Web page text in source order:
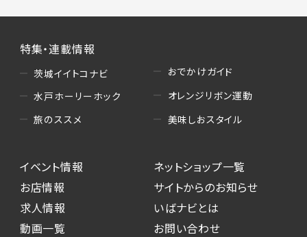
特集・連載情報
茨城イイトコナビ
水戸ホーリーホック
旅のススメ
おでかけガイド
オレンジリボン運動
美味しおスタイル
イベント情報
お店情報
求人情報
動画一覧
ネットショップ一覧
サイトからのお知らせ
いばナビとは
お問い合わせ